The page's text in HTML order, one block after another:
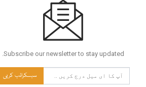
Subscribe our newsletter to stay updated.
سبسکرائب کریں